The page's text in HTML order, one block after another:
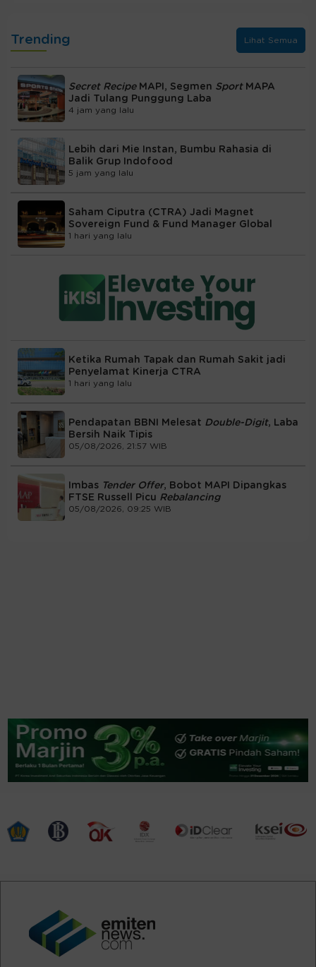
Trending Lihat Semua
Secret RecipeMAPI, Segmen Sport MAPA
Jadi Tulang Punggung Laba
4 jam yang lalu
Lebih dari Mie Instan, Bumbu Rahasia di
Balik Grup Indofood
5 jam yang lalu
Saham Ciputra (CTRA) Jadi Magnet
Sovereign Fund & Fund Manager Global
1 hari yang lalu
Ketika Rumah Tapak dan Rumah Sakit jadi
Penyelamat Kinerja CTRA
1 hari yang lalu
Pendapatan BBNI Melesat Double-Digit, Laba
Bersih Naik Tipis
05/08/2026, 21:57 WIB
Imbas Tender Offer, Bobot MAPI Dipangkas
FTSE Russell Picu Rebalancing
05/08/2026, 09:25 WIB